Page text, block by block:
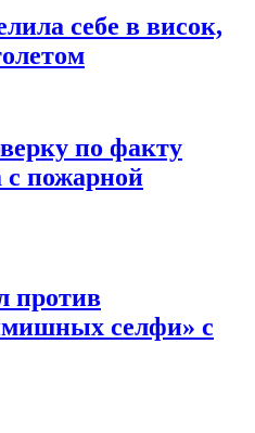
себе в висок,
по факту
с пожарной
против
селфи» с